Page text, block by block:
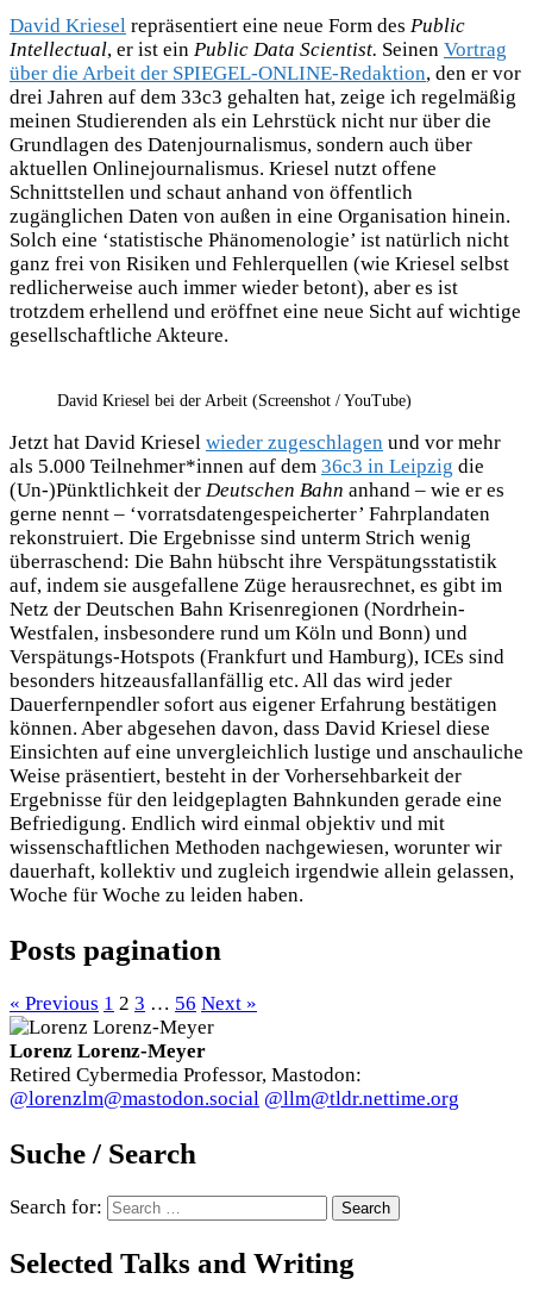
David Kriesel repräsentiert eine neue Form des Public
Intellectual, er ist ein Public Data Scientist. Seinen Vortrag
über die Arbeit der SPIEGEL-ONLINE-Redaktion, den er vor
drei Jahren auf dem 33c3 gehalten hat, zeige ich regelmäßig
meinen Studierenden als ein Lehrstück nicht nur über die
Grundlagen des Datenjournalismus, sondern auch über
aktuellen Onlinejournalismus. Kriesel nutzt offene
Schnittstellen und schaut anhand von öffentlich
zugänglichen Daten von außen in eine Organisation hinein.
Solch eine ‘statistische Phänomenologie’ ist natürlich nicht
ganz frei von Risiken und Fehlerquellen (wie Kriesel selbst
redlicherweise auch immer wieder betont), aber es ist
trotzdem erhellend und eröffnet eine neue Sicht auf wichtige
gesellschaftliche Akteure.
David Kriesel bei der Arbeit (Screenshot / YouTube)
Jetzt hat David Kriesel wieder zugeschlagen und vor mehr
als 5.000 Teilnehmer*innen auf dem 36c3 in Leipzig die
(Un-)Pünktlichkeit der Deutschen Bahn anhand – wie er es
gerne nennt – ‘vorratsdatengespeicherter’ Fahrplandaten
rekonstruiert. Die Ergebnisse sind unterm Strich wenig
überraschend: Die Bahn hübscht ihre Verspätungsstatistik
auf, indem sie ausgefallene Züge herausrechnet, es gibt im
Netz der Deutschen Bahn Krisenregionen (Nordrhein-
Westfalen, insbesondere rund um Köln und Bonn) und
Verspätungs-Hotspots (Frankfurt und Hamburg), ICEs sind
besonders hitzeausfallanfällig etc. All das wird jeder
Dauerfernpendler sofort aus eigener Erfahrung bestätigen
können. Aber abgesehen davon, dass David Kriesel diese
Einsichten auf eine unvergleichlich lustige und anschauliche
Weise präsentiert, besteht in der Vorhersehbarkeit der
Ergebnisse für den leidgeplagten Bahnkunden gerade eine
Befriedigung. Endlich wird einmal objektiv und mit
wissenschaftlichen Methoden nachgewiesen, worunter wir
dauerhaft, kollektiv und zugleich irgendwie allein gelassen,
Woche für Woche zu leiden haben.
Posts pagination
« Previous 1 2 3 … 56 Next »
Lorenz Lorenz-Meyer
Retired Cybermedia Professor, Mastodon:
@lorenzlm@mastodon.social @llm@tldr.nettime.org
Suche / Search
Search for:
Selected Talks and Writing